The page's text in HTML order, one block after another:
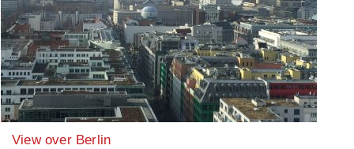
View over Berlin